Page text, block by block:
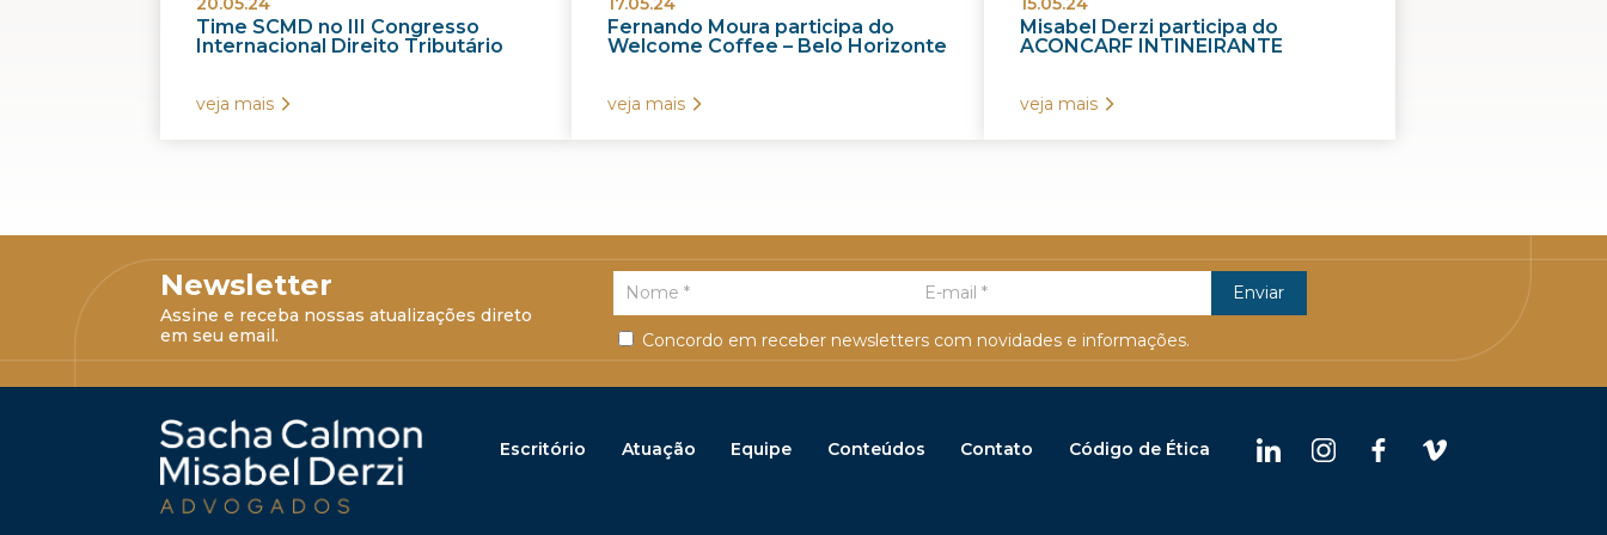
Time SCMD no III Congresso
Internacional Direito Tributário
veja mais
Fernando Moura participa do
Welcome Coffee – Belo Horizonte
veja mais
Misabel Derzi participa do
ACONCARF INTINEIRANTE
veja mais
Newsletter
Assine e receba nossas atualizações direto
em seu email.
Concordo em receber newsletters com novidades e informações.
Escritório Atuação Equipe Conteúdos Contato Código de Ética